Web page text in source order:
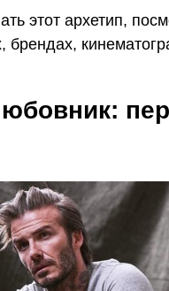
этот архетип,